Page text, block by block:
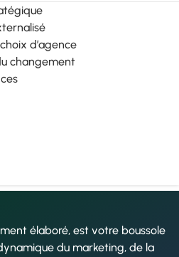
d’agence
changement
élaboré, est votre boussole
du marketing, de la